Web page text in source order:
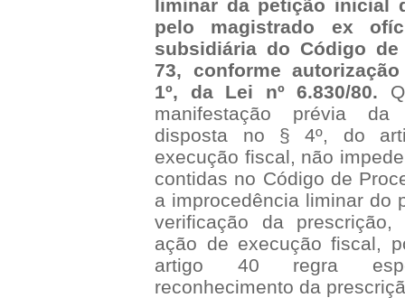
liminar da petição inicial
pelo magistrado ex
subsidiária do Código
73, conforme
1º, da Lei nº 6.830/80.
manifestação prévia da
disposta no § 4º, do
execução fiscal, não
contidas no Código de
a improcedência liminar do
verificação da
ação de execução fiscal,
artigo 40 regra
reconhecimento da